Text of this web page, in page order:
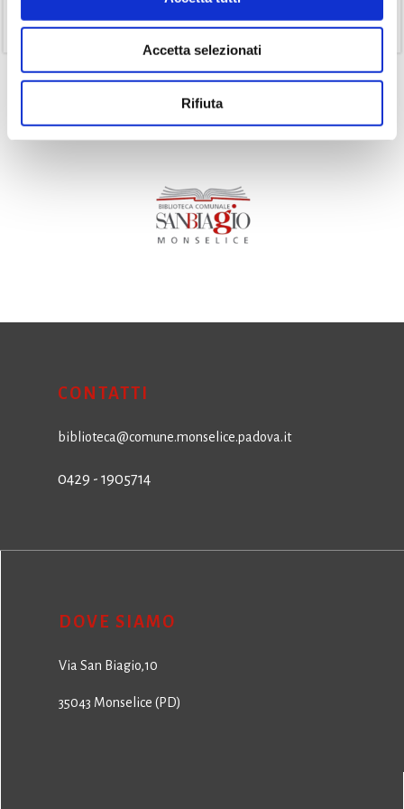
Accetta selezionati
Rifiuta
Volumi(11)
CONTATTI
biblioteca@comune.monselice.padova.it
0429 - 1905714
DOVE SIAMO
Via San Biagio,10
35043 Monselice (PD)